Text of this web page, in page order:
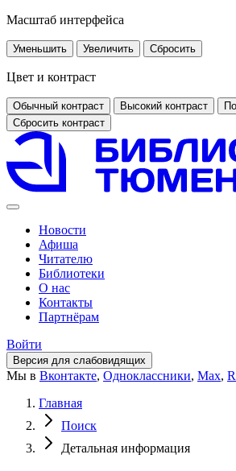
Масштаб интерфейса
Уменьшить Увеличить Сбросить
Цвет и контраст
Обычный контраст Высокий контраст
Сбросить контраст
Новости
Афиша
Читателю
Библиотеки
О нас
Контакты
Партнёрам
Войти
Версия для слабовидящих
Мы в Вконтакте, Одноклассники, Max,
Главная
Поиск
Детальная информация